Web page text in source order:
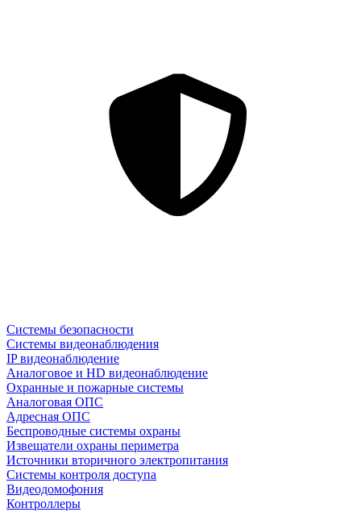
Системы безопасности
Системы видеонаблюдения
IP видеонаблюдение
Аналоговое и HD видеонаблюдение
Охранные и пожарные системы
Аналоговая ОПС
Адресная ОПС
Беспроводные системы охраны
Извещатели охраны периметра
Источники вторичного электропитания
Системы контроля доступа
Видеодомофония
Контроллеры